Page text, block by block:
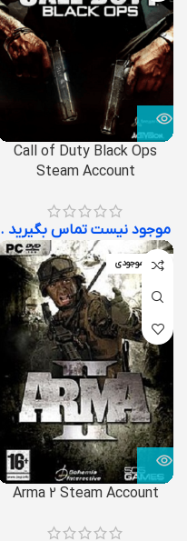
Call of Duty Black Ops
Steam Account
موجود نیست تماس بگیرید .
اتمام موجودی
Arma 2 Steam Account